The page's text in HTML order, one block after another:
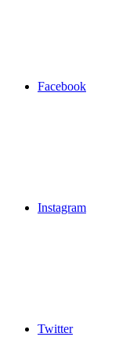
Facebook
Instagram
Twitter